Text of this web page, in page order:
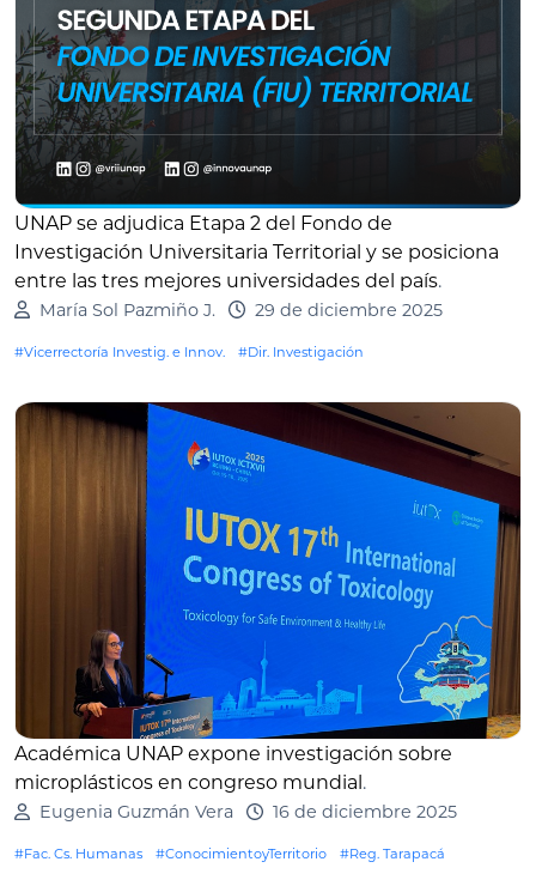
UNAP se adjudica Etapa 2 del Fondo de
Investigación Universitaria Territorial y se posiciona
entre las tres mejores universidades del país.
María Sol Pazmiño J. 29 de diciembre 2025
#Vicerrectoría Investig. e Innov. #Dir. Investigación
Académica UNAP expone investigación sobre
microplásticos en congreso mundial .
Eugenia Guzmán Vera 16 de diciembre 2025
#Fac. Cs. Humanas #ConocimientoyTerritorio #Reg. Tarapacá